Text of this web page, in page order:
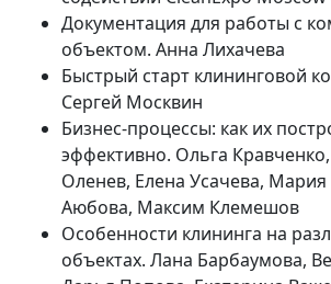
Документация для работы с
объектом. Анна Лихачева
Быстрый старт клининговой
Сергей Москвин
Бизнес-процессы: как их
эффективно. Ольга
Оленев, Елена Усачева, Мария
Аюбова, Максим Клемешов
Особенности клининга на
объектах. Лана Барбаумова,